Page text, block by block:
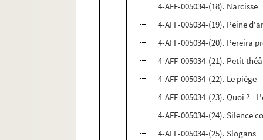
4-AFF-005034-(18). Narcisse
4-AFF-005034-(19). Peine
4-AFF-005034-(20). Pereira
4-AFF-005034-(21). Petit
4-AFF-005034-(22). Le piège
4-AFF-005034-(23). Quoi ? -
4-AFF-005034-(24). Silence
4-AFF-005034-(25). Slogans